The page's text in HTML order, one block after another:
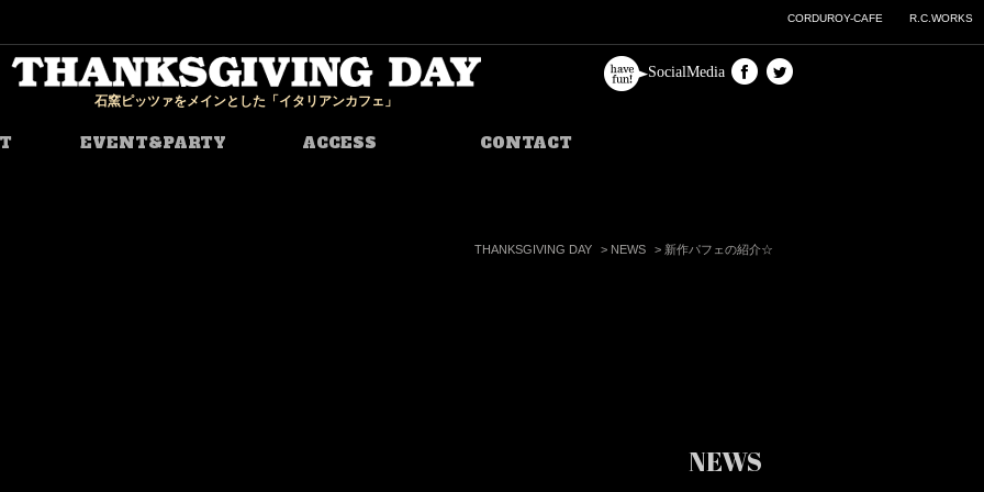
CORDUROY-CAFE R.C.WORKS
SocialMedia
石窯ピッツァをメインとした「イタリアンカフェ」
EVENT&PARTY ACCESS CONTACT
THANKSGIVING DAY > NEWS > 新作パフェの紹介☆
NEWS